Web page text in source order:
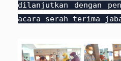
dilanjutkan dengan
acara serah terima